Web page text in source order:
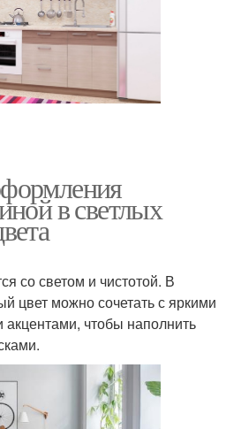
в светлых
со светом и чистотой. В
цвет можно сочетать с яркими
чтобы наполнить